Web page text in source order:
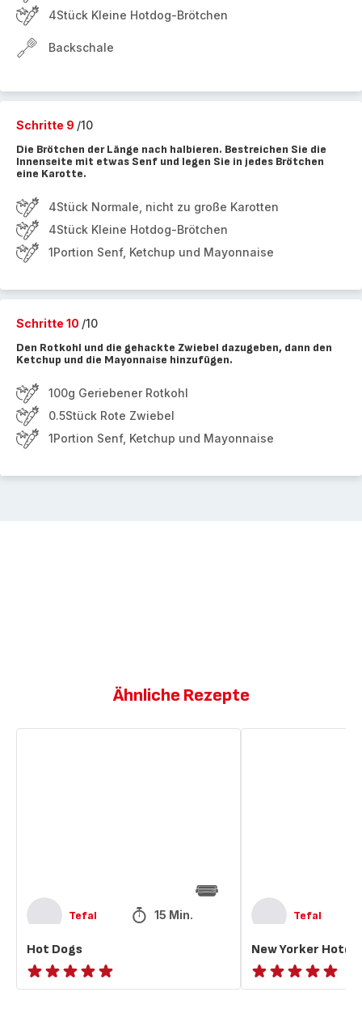
4Stück Kleine Hotdog-Brötchen
Backschale
Schritte 9 /10
Die Brötchen der Länge nach halbieren. Bestreichen Sie die
Innenseite mit etwas Senf und legen Sie in jedes Brötchen
eine Karotte.
4Stück Normale, nicht zu große Karotten
4Stück Kleine Hotdog-Brötchen
1Portion Senf, Ketchup und Mayonnaise
Schritte 10 /10
Den Rotkohl und die gehackte Zwiebel dazugeben, dann den
Ketchup und die Mayonnaise hinzufügen.
100g Geriebener Rotkohl
0.5Stück Rote Zwiebel
1Portion Senf, Ketchup und Mayonnaise
Ähnliche Rezepte
Tefal 15 Min.
Hot Dogs
ratings.NaN
Tefal
New Yorker
ratings.NaN